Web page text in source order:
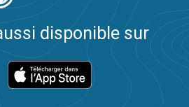
disponible sur